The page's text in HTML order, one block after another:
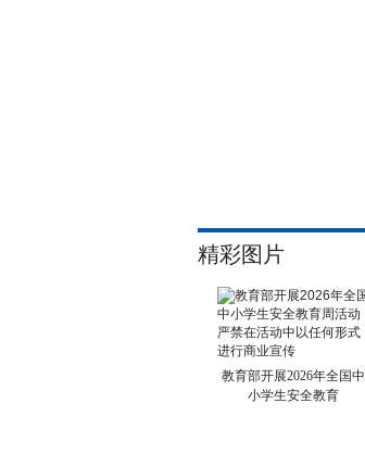
精彩图片
教育部开展2026年全国中
小学生安全教育